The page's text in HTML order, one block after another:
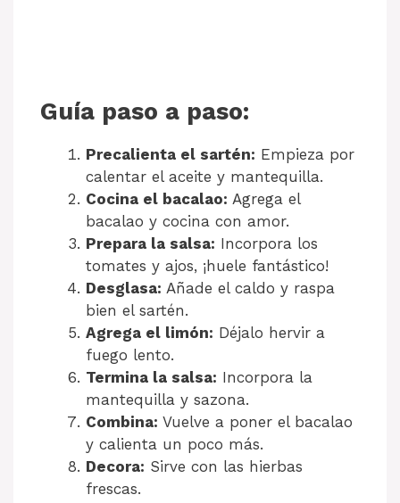
Guía paso a paso:
Precalienta el sartén: Empieza por
calentar el aceite y mantequilla.
Cocina el bacalao: Agrega el
bacalao y cocina con amor.
Prepara la salsa: Incorpora los
tomates y ajos, ¡huele fantástico!
Desglasa: Añade el caldo y raspa
bien el sartén.
Agrega el limón: Déjalo hervir a
fuego lento.
Termina la salsa: Incorpora la
mantequilla y sazona.
Combina: Vuelve a poner el bacalao
y calienta un poco más.
Decora: Sirve con las hierbas
frescas.